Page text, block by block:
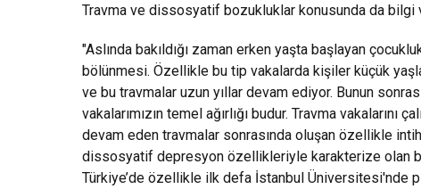
Travma ve dissosyatif bozukluklar konusunda da bilgi
"Aslında bakıldığı zaman erken yaşta başlayan
bölünmesi. Özellikle bu tip vakalarda kişiler küçük
ve bu travmalar uzun yıllar devam ediyor. Bunun
vakalarımızın temel ağırlığı budur. Travma
devam eden travmalar sonrasında oluşan özellikle
dissosyatif depresyon özellikleriyle karakterize olan
Türkiye’de özellikle ilk defa İstanbul